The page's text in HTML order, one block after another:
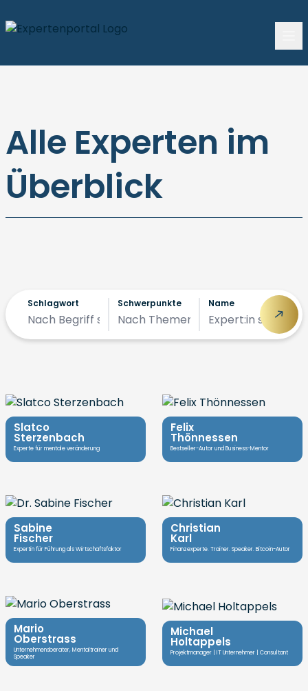
Alle Experten im
Überblick
Schlagwort Schwerpunkte Name
Slatco
Sterzenbach
Experte für mentale veränderung
Felix
Thönnessen
Bestseller-Autor und Business-Mentor
Sabine
Fischer
Expertin für Führung als Wirtschaftsfaktor
Christian
Karl
Finanzexperte. Trainer. Speaker. Bitcoin-Autor
Mario
Oberstrass
Unternehmensberater, Mentaltrainer und
Speaker
Michael
Holtappels
Projektmanager | IT Unternehmer | Consultant